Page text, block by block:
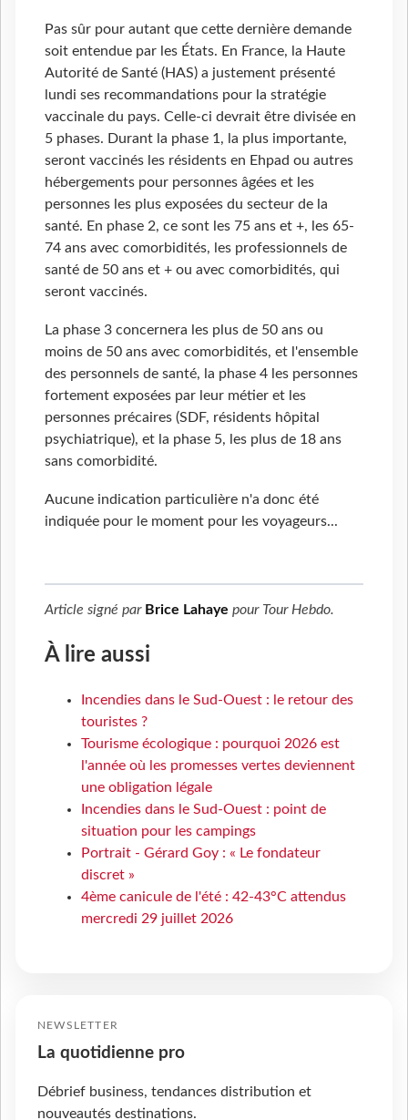
Pas sûr pour autant que cette dernière demande
soit entendue par les États. En France, la Haute
Autorité de Santé (HAS) a justement présenté
lundi ses recommandations pour la stratégie
vaccinale du pays. Celle-ci devrait être divisée en
5 phases. Durant la phase 1, la plus importante,
seront vaccinés les résidents en Ehpad ou autres
hébergements pour personnes âgées et les
personnes les plus exposées du secteur de la
santé. En phase 2, ce sont les 75 ans et +, les 65-
74 ans avec comorbidités, les professionnels de
santé de 50 ans et + ou avec comorbidités, qui
seront vaccinés.
La phase 3 concernera les plus de 50 ans ou
moins de 50 ans avec comorbidités, et l'ensemble
des personnels de santé, la phase 4 les personnes
fortement exposées par leur métier et les
personnes précaires (SDF, résidents hôpital
psychiatrique), et la phase 5, les plus de 18 ans
sans comorbidité.
Aucune indication particulière n'a donc été
indiquée pour le moment pour les voyageurs...
Article signé par Brice Lahaye pour Tour Hebdo.
À lire aussi
Incendies dans le Sud-Ouest : le retour des
touristes ?
Tourisme écologique : pourquoi 2026 est
l'année où les promesses vertes deviennent
une obligation légale
Incendies dans le Sud-Ouest : point de
situation pour les campings
Portrait - Gérard Goy : « Le fondateur
discret »
4ème canicule de l'été : 42-43°C attendus
mercredi 29 juillet 2026
NEWSLETTER
La quotidienne pro
Débrief business, tendances distribution et
nouveautés destinations.